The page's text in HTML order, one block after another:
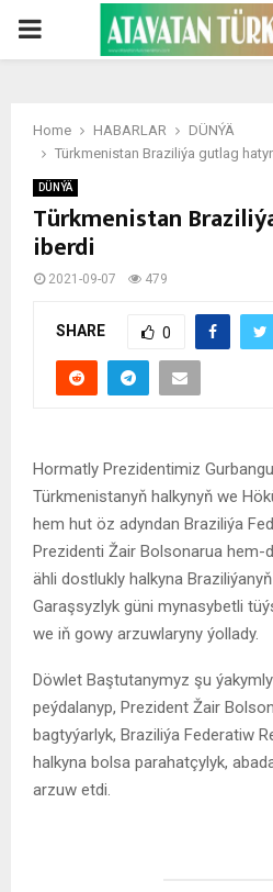
PRIMARY
Home HABARLAR
DÜNÝÄ
Türkmenistan Braziliýa gutlag
DÜNÝÄ
Türkmenistan
iberdi
2021-09-07 479
SHARE 0
Hormatly Prezidentimiz
Türkmenistanyň halkynyň we
hem hut öz adyndan Braziliýa
Prezidenti Žair Bolsonarua hem-
ähli dostlukly halkyna
Garaşsyzlyk güni mynasybetli
we iň gowy arzuwlaryny ýollady.
Döwlet Baştutanymyz şu
peýdalanyp, Prezident Žair
bagtyýarlyk, Braziliýa Federatiw
halkyna bolsa parahatçylyk,
arzuw etdi.